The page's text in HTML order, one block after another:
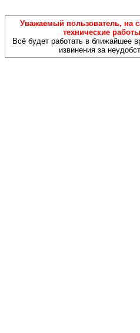
Уважаемый пользователь, на
технические
Всё будет работать в ближайшее
извинения за